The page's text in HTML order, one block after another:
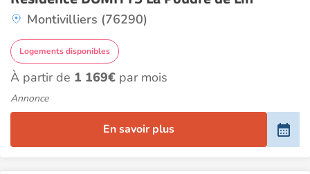
Montivilliers (76290)
Logements disponibles
À partir de 1 169€ par mois
Annonce
En savoir plus